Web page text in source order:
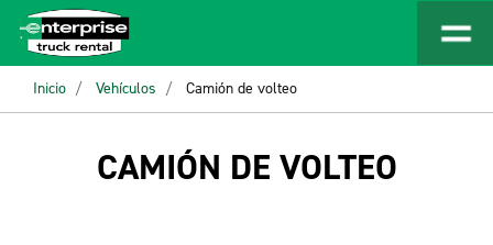
Inicio Vehículos Camión de volteo
CAMIÓN DE VOLTEO